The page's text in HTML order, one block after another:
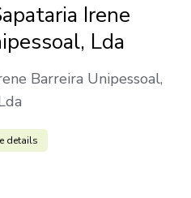
Irene
Lda
Barreira Unipessoal,
details